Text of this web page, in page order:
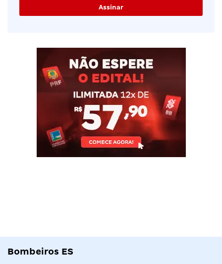
Bombeiros ES